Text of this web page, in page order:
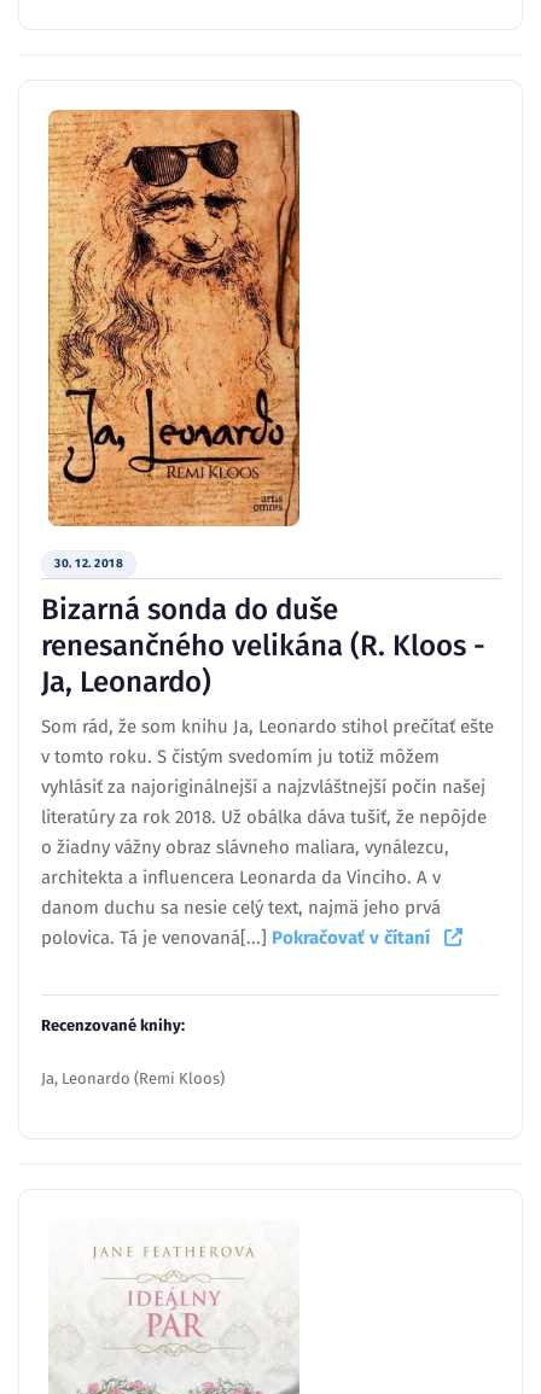
30. 12. 2018
Bizarná sonda do duše
renesančného velikána (R. Kloos -
Ja, Leonardo)
Som rád, že som knihu Ja, Leonardo stihol prečítať ešte
v tomto roku. S čistým svedomím ju totiž môžem
vyhlásiť za najoriginálnejší a najzvláštnejší počin našej
literatúry za rok 2018. Už obálka dáva tušiť, že nepôjde
o žiadny vážny obraz slávneho maliara, vynálezcu,
architekta a influencera Leonarda da Vinciho. A v
danom duchu sa nesie celý text, najmä jeho prvá
polovica. Tá je venovaná[...] Pokračovať v čítaní
Recenzované knihy:
Ja, Leonardo (Remi Kloos)